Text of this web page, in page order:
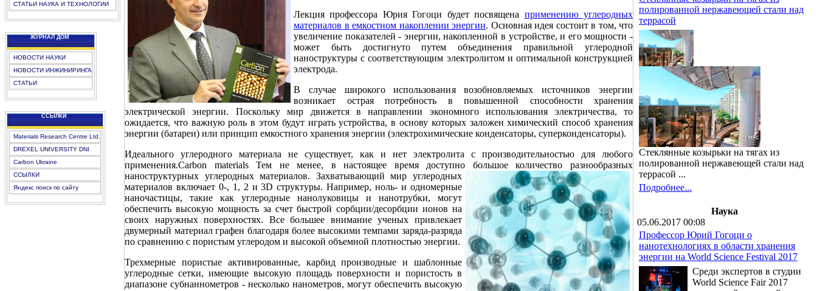
СТАТЬИ НАУКА И ТЕХНОЛОГИИ
ЖУРНАЛ ДОМ
НОВОСТИ НАУКИ
НОВОСТИ ИНЖИНИРИНГА
СТАТЬИ
CCЫЛКИ
Materials Research Centre Ltd.
DREXEL UNIVERSITY DNI
Carbon Ukraine
ССЫЛКИ
Яндекс поиск по сайту
Лекция профессора Юрия Гогоци будет посвящена применению углеродных
материалов в емкостном накоплении энергии. Основная идея состоит в том, что
увеличение показателей - энергии, накопленной в устройстве, и его мощности -
может быть достигнуто путем объединения правильной углеродной
наноструктуры с соответствующим электролитом и оптимальной конструкцией
электрода.
В случае широкого использования возобновляемых источников энергии
возникает острая потребность в повышенной способности хранения
электрической энергии. Поскольку мир движется в направлении экономного использования электричества, то
ожидается, что важную роль в этом будут играть устройства, в основу которых заложен химический способ хранения
энергии (батареи) или принцип емкостного хранения энергии (электрохимические конденсаторы, суперконденсаторы).
Идеального углеродного материала не существует, как и нет электролита с производительностью для любого
применения.Carbon materials Тем не менее, в настоящее время доступно большое количество разнообразных
наноструктурных углеродных материалов. Захватывающий мир углеродных
материалов включает 0-, 1, 2 и 3D структуры. Например, ноль- и одномерные
наночастицы, такие как углеродные нанолуковицы и нанотрубки, могут
обеспечить высокую мощность за счет быстрой сорбции/десорбции ионов на
своих наружных поверхностях. Все большее внимание ученых привлекает
двумерный материал графен благодаря более высокими темпами заряда-разряда
по сравнению с пористым углеродом и высокой объемной плотностью энергии.
Трехмерные пористые активированные, карбид производные и шаблонные
углеродные сетки, имеющие высокую площадь поверхности и пористость в
диапазоне субнаннометров - несколько нанометров, могут обеспечить высокую
полированной нержавеющей стали над
террасой
Стеклянные козырьки на тягах из
полированной нержавеющей стали над
террасой ...
Подробнее...
Наука
05.06.2017 00:08
Профессор Юрий Гогоци о
нанотехнологиях в области хранения
энергии на World Science Festival 2017
Среди экспертов в студии
World Science Fair 2017